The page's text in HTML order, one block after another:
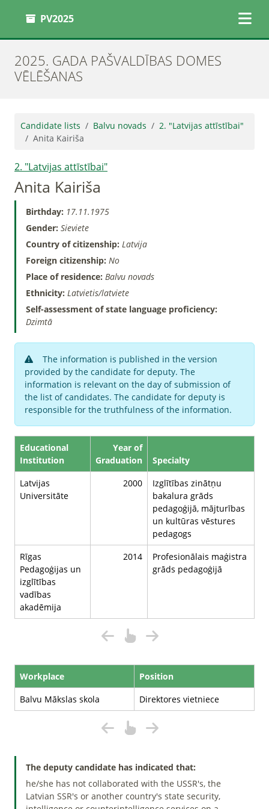
PV2025
2025. GADA PAŠVALDĪBAS DOMES
VĒLĒŠANAS
Candidate lists Balvu novads
2. "Latvijas attīstībai"
Anita Kairiša
2. "Latvijas attīstībai"
Anita Kairiša
Birthday: 17.11.1975
Gender: Sieviete
Country of citizenship: Latvija
Foreign citizenship: No
Place of residence: Balvu novads
Ethnicity: Latvietis/latviete
Self-assessment of state language proficiency:
Dzimtā
The information is published in the version
provided by the candidate for deputy. The
information is relevant on the day of submission of
the list of candidates. The candidate for deputy is
responsible for the truthfulness of the information.
Educational
Institution
Year of
Graduation
Specialty
Latvijas
Universitāte
2000
Izglītības zinātņu
bakalura grāds
pedagoģijā, mājturības
un kultūras vēstures
pedagogs
Rīgas
Pedagoģijas un
izglītības
vadības
akadēmija
2014
Profesionālais maģistra
grāds pedagoģijā
Workplace
Position
Balvu Mākslas skola
Direktores vietniece
The deputy candidate has indicated that:
he/she has not collaborated with the USSR's, the
Latvian SSR's or another country's state security,